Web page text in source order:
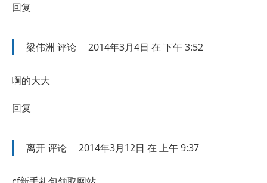
回复
梁伟洲 评论 2014年3月4日 在 下午 3:52
啊的大大
回复
离开评论 2014年3月12日 在 上午 9:37